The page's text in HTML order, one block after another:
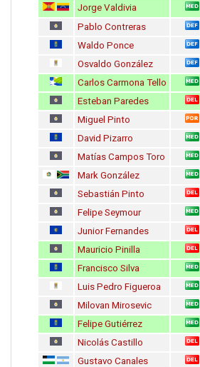
Jorge Valdivia
Pablo Contreras
Waldo Ponce
Osvaldo González
Carlos Carmona Tello
Esteban Paredes
Miguel Pinto
David Pizarro
Matías Campos Toro
Mark González
Sebastián Pinto
Felipe Seymour
Junior Fernandes
Mauricio Pinilla
Francisco Silva
Luis Pedro Figueroa
Milovan Mirosevic
Felipe Gutiérrez
Nicolás Castillo
Gustavo Canales